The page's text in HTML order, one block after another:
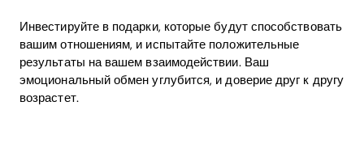
Инвестируйте в подарки, которые будут способствовать
вашим отношениям, и испытайте положительные
результаты на вашем взаимодействии. Ваш
эмоциональный обмен углубится, и доверие друг к другу
возрастет.